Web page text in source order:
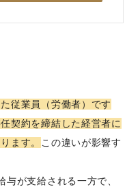
従業員（労働者）です
契約を締結した経営者に
ます。
この違いが影響す
が支給される一方で、